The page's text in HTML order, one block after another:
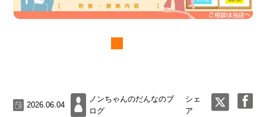
2026.06.04
ノンちゃんのだんなのブ
ログ
シェ
ア